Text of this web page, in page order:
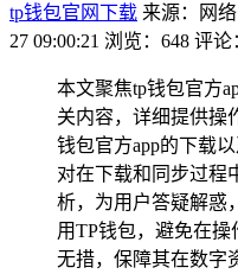
tp钱包官网下载 来源：网
27 09:00:21 浏览：648 评论
本文聚焦tp钱包官方
关内容，详细提供操
钱包官方app的下载
对在下载和同步过程
析，为用户答疑解惑
用TP钱包，避免在
无措，保障其在数字